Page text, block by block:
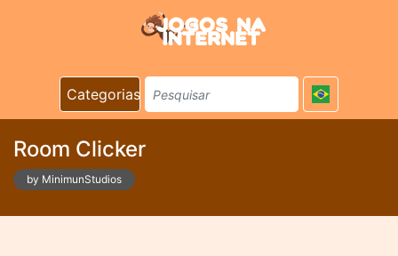
Categorias
Room Clicker
by MinimunStudios